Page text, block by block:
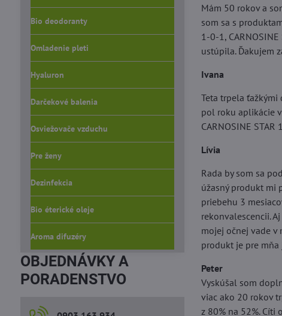
Mám 50 rokov a
som sa s
1-0-1,
ustúpila. Ďakujem
Ivana
Teta trpela
pol roku aplikácie
CARNOSINE
Lívia
Rada by som sa
úžasný produkt mi
priebehu 3
rekonvalescencii.
mojej očnej vade v
produkt je pre
Peter
Vyskúšal som
viac ako 20 rokov
z 80% na 52%. Cíti
Bio deodoranty
Omladenie pleti
Hyaluron
Darčekové balenia
Osviežovače vzduchu
Pre ženy
Dezinfekcia
Bio éterické oleje
Aroma difuzéry
OBJEDNÁVKY A
PORADENSTVO